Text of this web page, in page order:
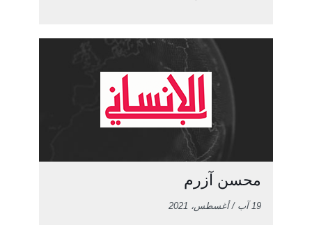
محسن آزرم
19 آب / أغسطس، 2021